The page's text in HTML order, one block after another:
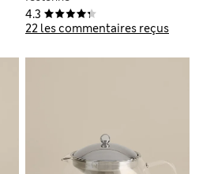
4.3
22 les commentaires reçus